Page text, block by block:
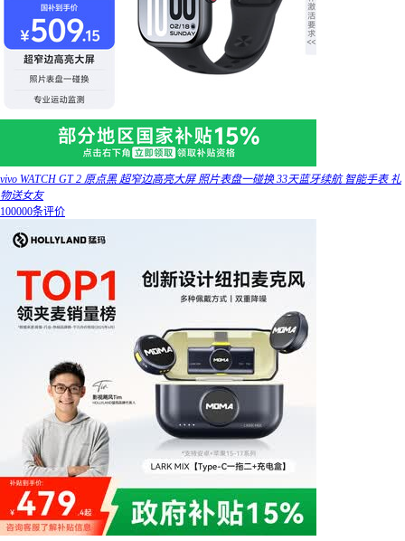
vivo WATCH GT 2 原点黑 超窄边高亮大屏 照片表盘一碰换 33天蓝牙续航 智能手表 礼
物送女友
100000条评价